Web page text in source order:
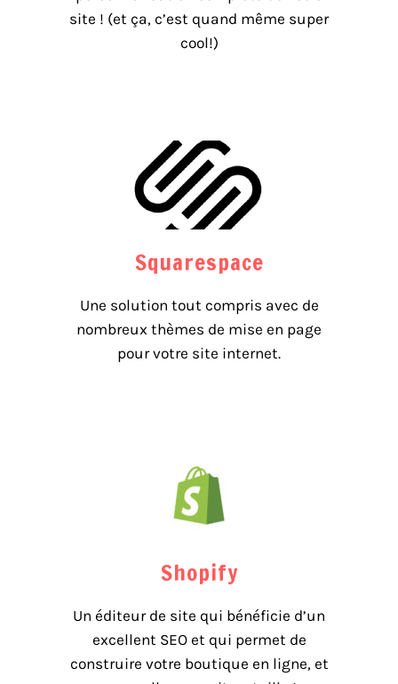
site ! (et ça, c’est quand même super
cool!)
Squarespace
Une solution tout compris avec de
nombreux thèmes de mise en page
pour votre site internet.
Shopify
Un éditeur de site qui bénéficie d’un
excellent SEO et qui permet de
construire votre boutique en ligne, et